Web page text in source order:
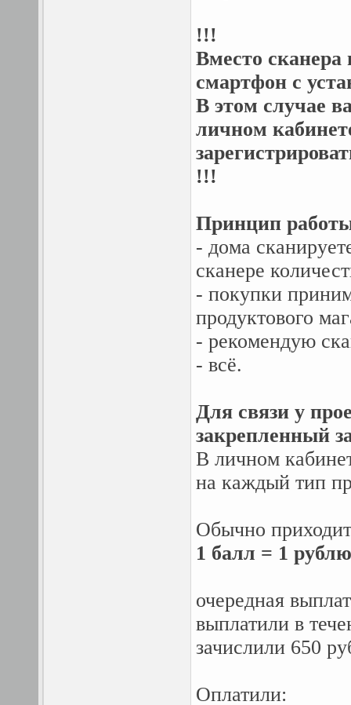
!!!
Вместо сканера
смартфон с
В этом случае
личном
!!!
Принцип
- дома
сканере
- покупки
продуктового
- рекомендую
- всё.
Для связи у
закрепленный
В личном
на каждый тип
Обычно
1 балл = 1
очередная
выплатили в
зачислили 650
Оплатили: